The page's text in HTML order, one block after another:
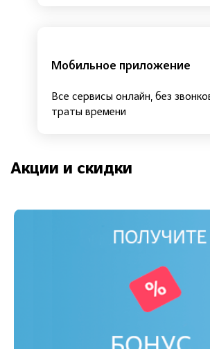
Мобильное приложение
Все сервисы онлайн, без
траты времени
Акции и скидки